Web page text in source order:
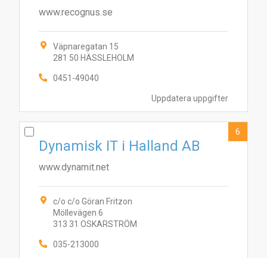
Uppdatera uppgifter
www.recognus.se
Väpnaregatan 15
281 50 HÄSSLEHOLM
0451-49040
Dynamisk IT i Halland AB
www.dynamit.net
c/o c/o Göran Fritzon
Möllevägen 6
313 31 OSKARSTRÖM
035-213000
6
123
5
68
9